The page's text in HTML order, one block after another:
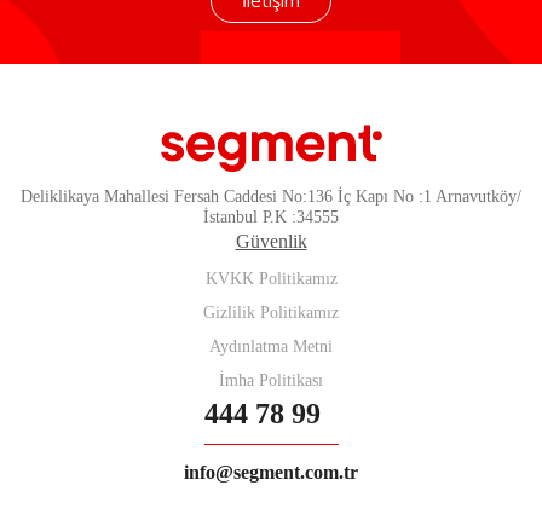
Deliklikaya Mahallesi Fersah Caddesi No:136 İç Kapı No :1 Arnavutköy/
İstanbul P.K :34555
Güvenlik
KVKK Politikamız
Gizlilik Politikamız
Aydınlatma Metni
İmha Politikası
444 78 99
info@segment.com.tr